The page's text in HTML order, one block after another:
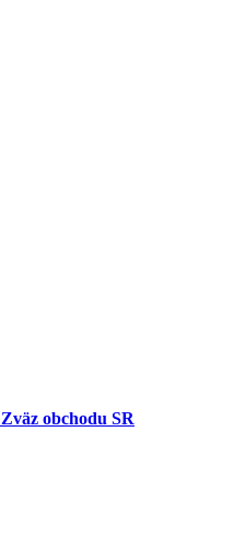
Zväz obchodu SR